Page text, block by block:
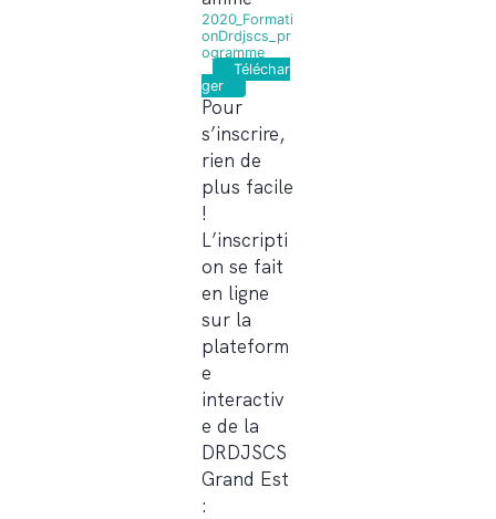
2020_Formati
onDrdjscs_pr
ogramme
Téléchar
ger
Pour
s’inscrire,
rien de
plus facile
!
L’inscripti
on se fait
en ligne
sur la
plateform
e
interactiv
e de la
DRDJSCS
Grand Est
: